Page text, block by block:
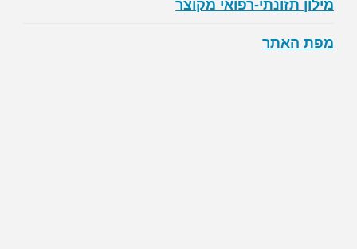
מילון תזונתי-רפואי מקוצר
מפת האתר